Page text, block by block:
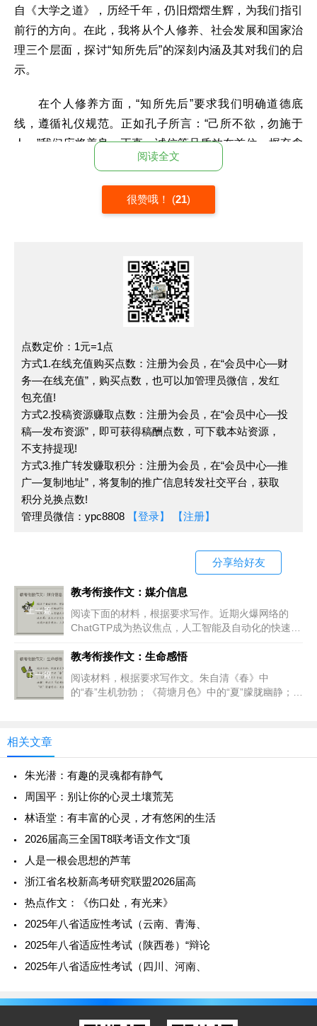
自《大学之道》，历经千年，仍旧熠熠生辉，为我们指引
前行的方向。在此，我将从个人修养、社会发展和国家治
理三个层面，探讨“知所先后”的深刻内涵及其对我们的启
示。
在个人修养方面，“知所先后”要求我们明确道德底
线，遵循礼仪规范。正如孔子所言：“己所不欲，勿施于
人。”我们应将善良、正直、诚信等品质放在首位，摒弃贪
婪、虚伪、自私等不良习性。在日常生活中，我们应学会
尊重他人，关爱他人，以礼待人，以诚感人。只有这样，
我们才能建立起和谐的人际关系，赢得他人的尊重和信
展的客观规律，以科学的态度推动社会进步。在经济发展
过程中，我们不能只追求短期利益，而忽视环境保护和可
持续发展。相反，我们应该在追求经济效益的同时，关注
关注社会公平与正义，努力消除贫富差距，让每个人都能
共享社会发展的成果。
在国家治理层面，“知所先后”要求我们明确国家发展
的战略目标，制定合理的政策措施。国家的发展离不开法
治的保障，我们需要以法治思维推进国家治理体系和治理
能力现代化。同时，我们还应关注民生福祉，加强社会保
障体系建设，提高人民生活水平。在推进国家治理的过程
中，我们还应注重培养公民的法治意识和社会责任感，让
“知所先后”不仅是一种智慧，更是一种责任。它要求
非，分清轻重缓急。只有这样，我们才能在人生的道路上
稳步前行，为社会的和谐与进步贡献自己的力量。
综上所述，“知所先后”的智慧具有深远的现实意义。
它提醒我们在个人修养上追求真善美，在社会发展上遵循
客观规律，在国家治理上明确战略目标。让我们铭记这一
会贡献自己的力量。
在未来的道路上，让我们携手共进，以“知所先后”的智慧
为指引，共同书写人类文明的辉煌篇章。让我们在追求个
先和后，从客观的角度看，它们指向的是先后顺序；
从主观上说，它们蕴含的社会意义和人情价值非常丰富。
后人”与“先人后己”，用词类似，但是其间包蕴的实体意义
阅读全文
很赞哦！ (21)
点数定价：1元=1点
方式1.在线充值购买点数：注册为会员，在“会员中心—财
务—在线充值”，购买点数，也可以加管理员微信，发红
包充值!
方式2.投稿资源赚取点数：注册为会员，在“会员中心—投
稿—发布资源”，即可获得稿酬点数，可下载本站资源，
不支持提现!
方式3.推广转发赚取积分：注册为会员，在“会员中心—推
广—复制地址”，将复制的推广信息转发社交平台，获取
积分兑换点数!
管理员微信：ypc8808
【登录】 【注册】
分享给好友
上一篇
教考衔接作文：媒介信息
阅读下面的材料，根据要求写作。近期火爆网络的
ChatGTP成为热议焦点，人工智能及自动化的快速发
生活质量将不断提高。当然也有一部
下一篇
教考衔接作文：生命感悟
阅读材料，根据要求写作文。朱自清《春》中
的“春”生机勃勃；《荷塘月色》中的“夏”朦胧幽静；郁
相关文章
朱光潜：有趣的灵魂都有静气
周国平：别让你的心灵土壤荒芜
林语堂：有丰富的心灵，才有悠闲的生活
2026届高三全国T8联考语文作文“顶
人是一根会思想的芦苇
浙江省名校新高考研究联盟2026届高
热点作文：《伤口处，有光来》
2025年八省适应性考试（云南、青海、
2025年八省适应性考试（陕西卷）“辩论
2025年八省适应性考试（四川、河南、